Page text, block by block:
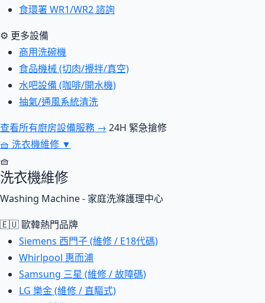
食環署 WR1/WR2 諮詢
⚙ 更多設備
商用洗碗機
食品機械 (切肉/攪拌/真空)
水吧設備 (咖啡/開水機)
抽氣/通風系統清洗
查看所有廚房設備服務 → 24H 緊急搶修
🧺 洗衣機維修 ▼
🧺
洗衣機維修
Washing Machine - 家庭洗滌護理中心
🇪🇺 歐韓熱門品牌
Siemens 西門子 (維修 / E18代碼)
Whirlpool 惠而浦
Samsung 三星 (維修 / 故障碼)
LG 樂金 (維修 / 直驅式)